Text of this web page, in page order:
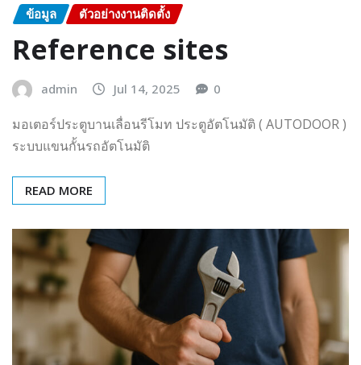
ข้อมูล ตัวอย่างงานติดตั้ง
Reference sites
admin Jul 14, 2025 0
มอเตอร์ประตูบานเลื่อนรีโมท ประตูอัตโนมัติ ( AUTODOOR )
ระบบแขนกั้นรถอัตโนมัติ
READ MORE